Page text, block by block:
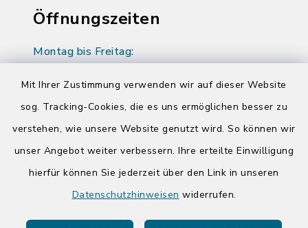
Mit Ihrer Zustimmung verwenden wir auf dieser Website
sog. Tracking-Cookies, die es uns ermöglichen besser zu
verstehen, wie unsere Website genutzt wird. So können wir
unser Angebot weiter verbessern. Ihre erteilte Einwilligung
hierfür können Sie jederzeit über den Link in unseren
Datenschutzhinweisen widerrufen.
Öffnungszeiten
Montag bis Freitag:
Donnerstag zusätzlich:
14:00-17:00 Uhr
Quicklinks